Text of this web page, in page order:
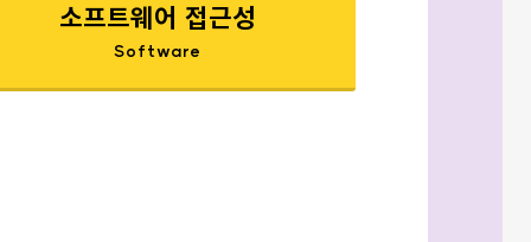
소프트웨어 접근성
Software